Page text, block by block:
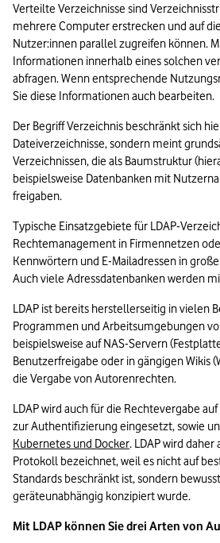
Verteilte Verzeichnisse sind
mehrere Computer erstrecken und auf
Nutzer:innen parallel zugreifen können.
Informationen innerhalb eines solchen
abfragen. Wenn entsprechende
Sie diese Informationen auch bearbeiten.
Der Begriff Verzeichnis beschränkt sich
Dateiverzeichnisse, sondern meint
Verzeichnissen, die als Baumstruktur
beispielsweise Datenbanken mit
freigaben.
Typische Einsatzgebiete für LDAP-
Rechtemanagement in Firmennetzen
Kennwörtern und E-Mailadressen in
Auch viele Adressdatenbanken werden
LDAP ist bereits herstellerseitig in vielen
Programmen und Arbeitsumgebungen
beispielsweise auf NAS-Servern
Benutzerfreigabe oder in gängigen Wikis
die Vergabe von Autorenrechten.
LDAP wird auch für die Rechtevergabe
zur Authentifizierung eingesetzt, sowie
Kubernetes und Docker. LDAP wird daher
Protokoll bezeichnet, weil es nicht auf
Standards beschränkt ist, sondern
geräteunabhängig konzipiert wurde.
Mit LDAP können Sie drei Arten von